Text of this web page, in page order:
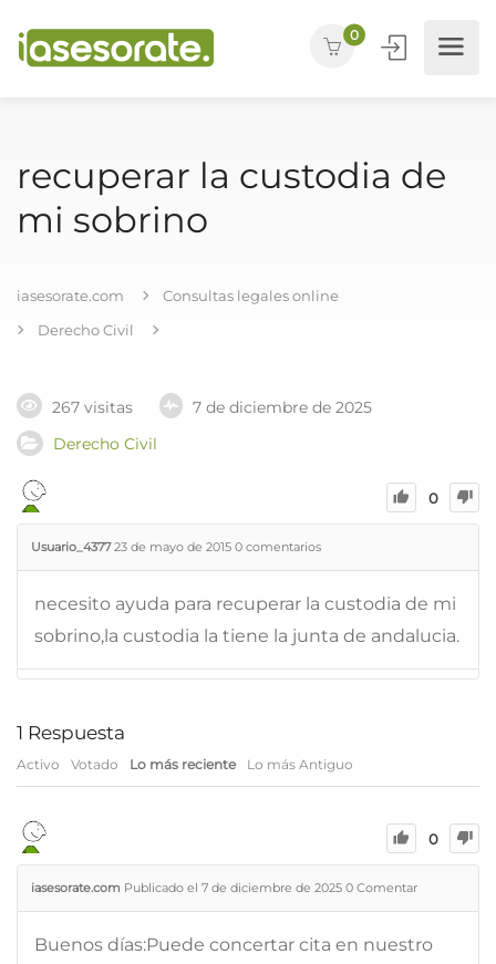
0
recuperar la custodia de
mi sobrino
iasesorate.com
Consultas legales online
Derecho Civil
267 visitas
7 de diciembre de 2025
Derecho Civil
0
Usuario_4377 23 de mayo de 2015 0 comentarios
necesito ayuda para recuperar la custodia de mi
sobrino,la custodia la tiene la junta de andalucia.
1 Respuesta
Activo Votado Lo más reciente Lo más Antiguo
0
iasesorate.com Publicado el 7 de diciembre de 2025 0 Comentar
Buenos días:Puede concertar cita en nuestro